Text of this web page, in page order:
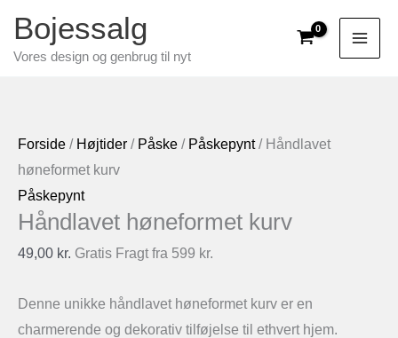
indholdet
Bojessalg
Vores design og genbrug til nyt
Forside / Højtider / Påske / Påskepynt/ Håndlavet
høneformet kurv
Påskepynt
Håndlavet høneformet kurv
49,00 kr. Gratis Fragt fra 599 kr.
Denne unikke håndlavet høneformet kurv er en
charmerende og dekorativ tilføjelse til ethvert hjem.